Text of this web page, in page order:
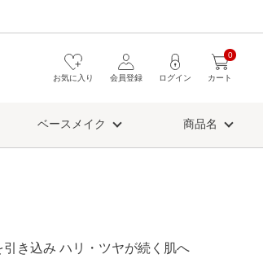
カート
0
ログイン
会員登録
お気に入り
ベースメイク 商品名
引き込み ハリ・ツヤが続く肌へ